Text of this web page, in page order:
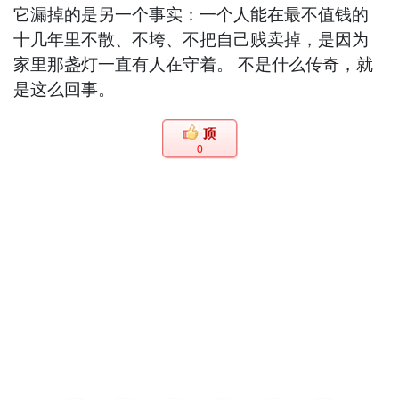
它漏掉的是另一个事实：一个人能在最不值钱的
十几年里不散、不垮、不把自己贱卖掉，是因为
家里那盏灯一直有人在守着。 不是什么传奇，就
是这么回事。
0